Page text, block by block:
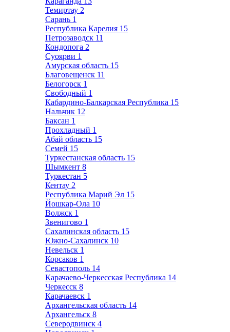
Темиртау 2
Сарань 1
Республика Карелия 15
Петрозаводск 11
Кондопога 2
Суоярви 1
Амурская область 15
Благовещенск 11
Белогорск 1
Свободный 1
Кабардино-Балкарская Республика 15
Нальчик 12
Баксан 1
Прохладный 1
Абай область 15
Семей 15
Туркестанская область 15
Шымкент 8
Туркестан 5
Кентау 2
Республика Марий Эл 15
Йошкар-Ола 10
Волжск 1
Звенигово 1
Сахалинская область 15
Южно-Сахалинск 10
Невельск 1
Корсаков 1
Севастополь 14
Карачаево-Черкесская Республика 14
Черкесск 8
Карачаевск 1
Архангельская область 14
Архангельск 8
Северодвинск 4